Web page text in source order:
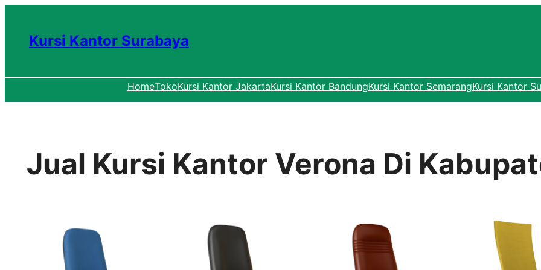
Kursi Kantor Surabaya
HomeTokoKursi Kantor JakartaKursi Kantor BandungKursi Kantor SemarangKursi Kantor
Jual Kursi Kantor Verona Di